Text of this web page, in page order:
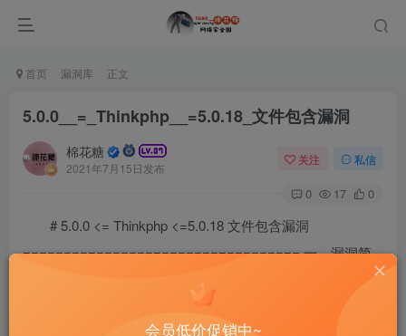
首页 漏洞库 正文
5.0.0__=_Thinkphp__=5.0.18_文件包含漏洞
棉花糖
2021年7月15日发布
关注 私信
0 17 0
# 5.0.0 <= Thinkphp <=5.0.18 文件包含漏洞
================================== 一、漏洞简
介 ------------ 本次漏洞存在于 **ThinkPHP** 模板引擎中，在
加载模版解析变量时存在变量覆盖问题，而且程序没有对数
会员低价促销中~